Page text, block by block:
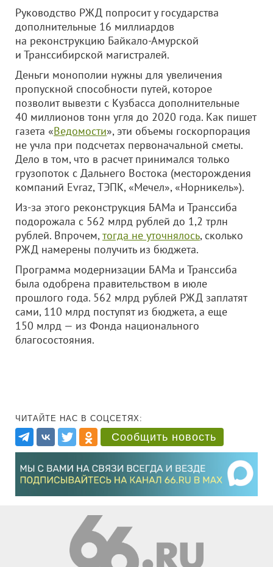
Руководство РЖД попросит у государства
дополнительные 16 миллиардов
на реконструкцию Байкало-Амурской
и Транссибирской магистралей.
Деньги монополии нужны для увеличения
пропускной способности путей, которое
позволит вывезти с Кузбасса дополнительные
40 миллионов тонн угля до 2020 года. Как пишет
газета «Ведомости», эти объемы госкорпорация
не учла при подсчетах первоначальной сметы.
Дело в том, что в расчет принимался только
грузопоток с Дальнего Востока (месторождения
компаний Evraz, ТЭПК, «Мечел», «Норникель»).
Из-за этого реконструкция БАМа и Транссиба
подорожала с 562 млрд рублей до 1,2 трлн
рублей. Впрочем,тогда не уточнялось, сколько
РЖД намерены получить из бюджета.
Программа модернизации БАМа и Транссиба
была одобрена правительством в июле
прошлого года. 562 млрд рублей РЖД заплатят
сами, 110 млрд поступят из бюджета, а еще
150 млрд — из Фонда национального
благосостояния.
ЧИТАЙТЕ НАС В СОЦСЕТЯХ:
Сообщить новость